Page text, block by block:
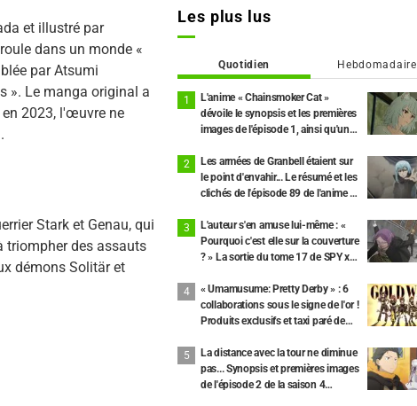
et illustré par
dans un monde «
par Atsumi
». Le manga original a
2023, l'œuvre ne
Stark et Genau, qui
triompher des assauts
démons Solitär et
Les plus lus
Quotidien Hebdomadaire
L'anime « Chainsmoker Cat »
dévoile le synopsis et les premières
images de l'épisode 1, ainsi qu'une
propriétaire)
Les armées de Granbell étaient sur
le point d'envahir... Le résumé et les
clichés de l'épisode 89 de l'anime «
Slime Saison 4 » dévoilés
L'auteur s'en amuse lui-même : «
Pourquoi c'est elle sur la couverture
? » La sortie du tome 17 de SPY x
Madame Tonitrus » font le buzz.
« Umamusume: Pretty Derby » : 6
collaborations sous le signe de l'or !
Produits exclusifs et taxi paré de
La distance avec la tour ne diminue
pas... Synopsis et premières images
de l'épisode 2 de la saison 4